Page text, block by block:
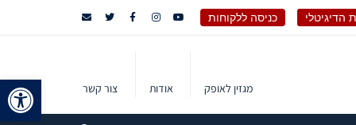
הדיגיטלי כניסה ללקוחות
מגזין לאופק אודות צור קשר